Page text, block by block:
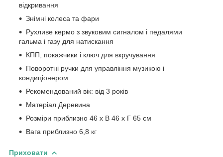
відкривання
Знімні колеса та фари
Рухливе кермо з звуковим сигналом і педалями
гальма і газу для натискання
КПП, покажчики і ключ для вкручування
Поворотні ручки для управління музикою і
кондиціонером
Рекомендований вік: від 3 років
Матеріал Деревина
Розміри приблизно 46 х В 46 х Г 65 см
Вага приблизно 6,8 кг
Приховати